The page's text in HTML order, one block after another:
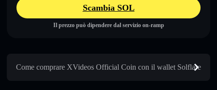
Scambia SOL
Il prezzo può dipendere dal servizio on-ramp
Come comprare XVideos Official Coin con il wallet Solflare